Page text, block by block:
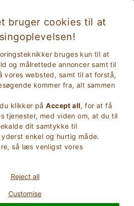
bruger cookies til at
bruges kun til at
og målrettede annoncer samt til
vores websted, samt til at forstå,
kommer fra, alt sammen
klikker påAccept all, for at få
tjenester, med viden om, at du til
dit samtykke til
enkel og hurtig måde.
så læs venligst vores
Reject all
Customise
38Sengepladser
BOOK
9.4
oplysninger
Ejendom